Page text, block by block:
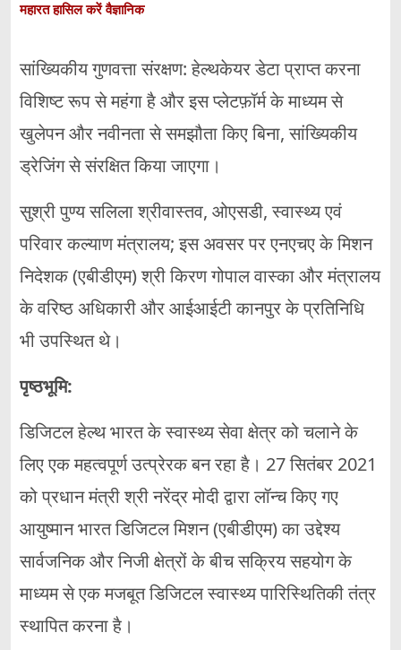
महारत हासिल करें वैज्ञानिक
सांख्यिकीय गुणवत्ता संरक्षण: हेल्थकेयर डेटा प्राप्त करना
विशिष्ट रूप से महंगा है और इस प्लेटफ़ॉर्म के माध्यम से
खुलेपन और नवीनता से समझौता किए बिना, सांख्यिकीय
ड्रेजिंग से संरक्षित किया जाएगा।
सुश्री पुण्य सलिला श्रीवास्तव, ओएसडी, स्वास्थ्य एवं
परिवार कल्याण मंत्रालय; इस अवसर पर एनएचए के मिशन
निदेशक (एबीडीएम) श्री किरण गोपाल वास्का और मंत्रालय
के वरिष्ठ अधिकारी और आईआईटी कानपुर के प्रतिनिधि
भी उपस्थित थे।
पृष्ठभूमि:
डिजिटल हेल्थ भारत के स्वास्थ्य सेवा क्षेत्र को चलाने के
लिए एक महत्वपूर्ण उत्प्रेरक बन रहा है। 27 सितंबर 2021
को प्रधान मंत्री श्री नरेंद्र मोदी द्वारा लॉन्च किए गए
आयुष्मान भारत डिजिटल मिशन (एबीडीएम) का उद्देश्य
सार्वजनिक और निजी क्षेत्रों के बीच सक्रिय सहयोग के
माध्यम से एक मजबूत डिजिटल स्वास्थ्य पारिस्थितिकी तंत्र
स्थापित करना है।